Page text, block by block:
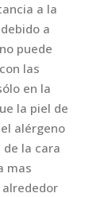
a la
a
puede
las
en la
la piel de
alérgeno
la cara
mas